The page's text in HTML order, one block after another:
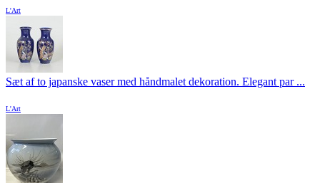
L'Art
Sæt af to japanske vaser med håndmalet dekoration. Elegant par ...
L'Art